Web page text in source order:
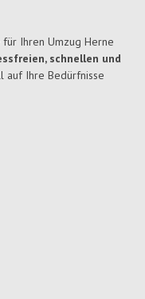
Ihren Umzug Herne
schnellen und
auf Ihre Bedürfnisse